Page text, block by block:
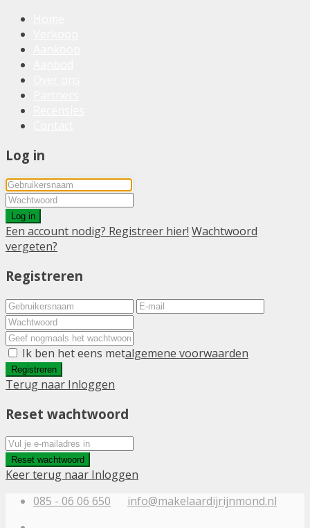
Log in
Log in
Een account nodig? Registreer hier! Wachtwoord
vergeten?
Registreren
Ik ben het eens metalgemene voorwaarden
Registreren
Terug naar Inloggen
Reset wachtwoord
Reset wachtwoord
Keer terug naar Inloggen
085 - 06 06 650
info@makelaardijrijnmond.nl